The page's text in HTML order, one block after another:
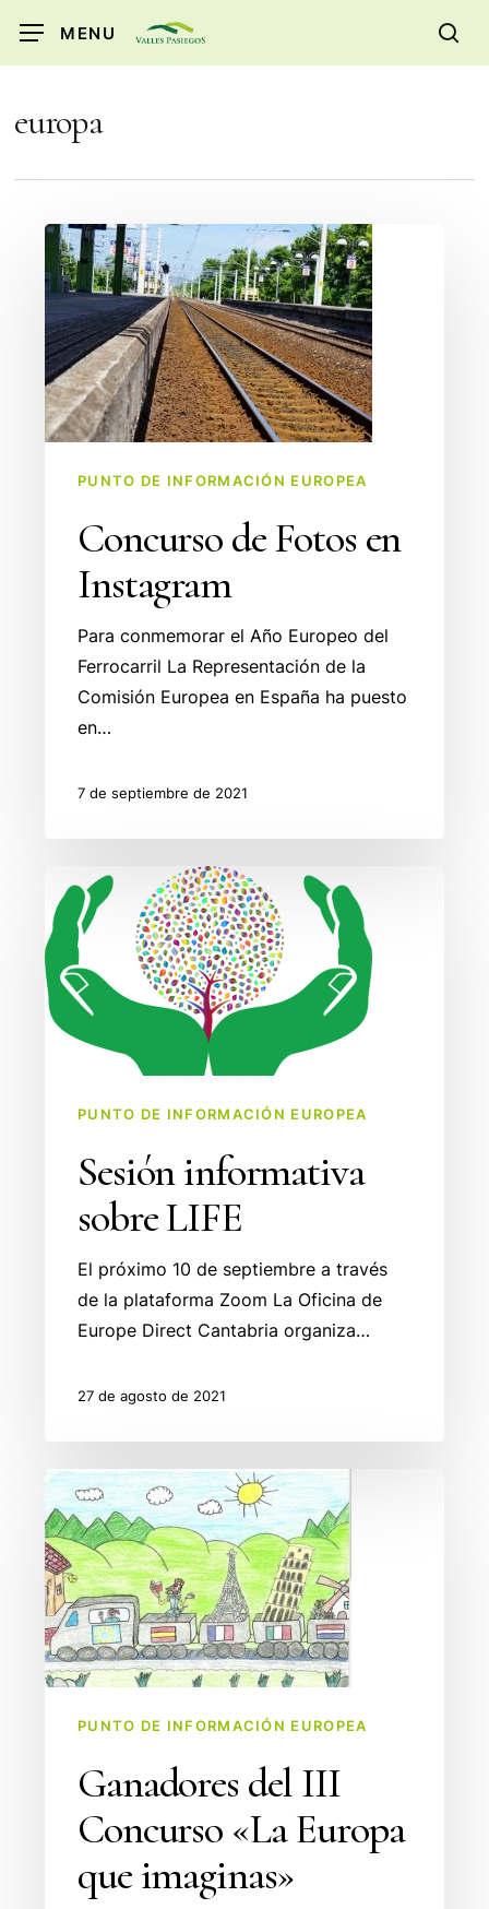
MENU
europa
Concurso
de
Fotos
en
Instagram
PUNTO DE INFORMACIÓN EUROPEA
Concurso de Fotos en
Instagram
Para conmemorar el Año Europeo del
Ferrocarril La Representación de la
Comisión Europea en España ha puesto
en…
7 de septiembre de 2021
Sesión
informativa
sobre
LIFE
PUNTO DE INFORMACIÓN EUROPEA
Sesión informativa
sobre LIFE
El próximo 10 de septiembre a través
de la plataforma Zoom La Oficina de
Europe Direct Cantabria organiza…
27 de agosto de 2021
Ganadores
del
III
Concurso
«La
Europa
que
PUNTO DE INFORMACIÓN EUROPEA
Ganadores del III
Concurso «La Europa
que imaginas»